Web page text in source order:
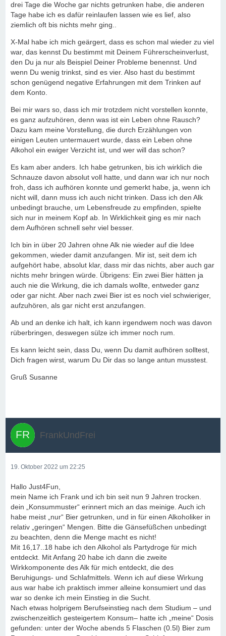
drei Tage die Woche gar nichts getrunken habe, die anderen
Tage habe ich es dafür reinlaufen lassen wie es lief, also
ziemlich oft bis nichts mehr ging..
X-Mal habe ich mich geärgert, dass es schon mal wieder zu viel
war, das kennst Du bestimmt mit Deinem Führerscheinverlust,
den Du ja nur als Beispiel Deiner Probleme benennst. Und
wenn Du wenig trinkst, sind es vier. Also hast du bestimmt
schon genügend negative Erfahrungen mit dem Trinken auf
dem Konto.
Bei mir wars so, dass ich mir trotzdem nicht vorstellen konnte,
es ganz aufzuhören, denn was ist ein Leben ohne Rausch?
Dazu kam meine Vorstellung, die durch Erzählungen von
einigen Leuten untermauert wurde, dass ein Leben ohne
Alkohol ein ewiger Verzicht ist, und wer will das schon?
Es kam aber anders. Ich habe getrunken, bis ich wirklich die
Schnauze davon absolut voll hatte, und dann war ich nur noch
froh, dass ich aufhören konnte und gemerkt habe, ja, wenn ich
nicht will, dann muss ich auch nicht trinken. Dass ich den Alk
unbedingt brauche, um Lebensfreude zu empfinden, spielte
sich nur in meinem Kopf ab. In Wirklichkeit ging es mir nach
dem Aufhören schnell sehr viel besser.
Ich bin in über 20 Jahren ohne Alk nie wieder auf die Idee
gekommen, wieder damit anzufangen. Mir ist, seit dem ich
aufgehört habe, absolut klar, dass mir das nichts, aber auch gar
nichts mehr bringen würde. Übrigens: Ein zwei Bier hätten ja
auch nie die Wirkung, die ich damals wollte, entweder ganz
oder gar nicht. Aber nach zwei Bier ist es noch viel schwieriger,
aufzuhören, als gar nicht erst anzufangen.
Ab und an denke ich halt, ich kann irgendwem noch was davon
rüberbringen, deswegen sülze ich immer noch rum.
Es kann leicht sein, dass Du, wenn Du damit aufhören solltest,
Dich fragen wirst, warum Du Dir das so lange antun musstest.
Gruß Susanne
FrankUndFrei
19. Oktober 2022 um 22:25
Hallo Just4Fun,
mein Name ich Frank und ich bin seit nun 9 Jahren trocken.
dein „Konsummuster“ erinnert mich an das meinige. Auch ich
habe meist „nur“ Bier getrunken, und in für einen Alkoholiker in
relativ „geringen“ Mengen. Bitte die Gänsefüßchen unbedingt
zu beachten, denn die Menge macht es nicht!
Mit 16,17..18 habe ich den Alkohol als Partydroge für mich
entdeckt. Mit Anfang 20 habe ich dann die zweite
Wirkkomponente des Alk für mich entdeckt, die des
Beruhigungs- und Schlafmittels. Wenn ich auf diese Wirkung
aus war habe ich praktisch immer alleine konsumiert und das
war so denke ich mein Einstieg in die Sucht.
Nach etwas holprigem Berufseinstieg nach dem Studium – und
zwischenzeitlich gesteigertem Konsum– hatte ich „meine“ Dosis
gefunden: unter der Woche abends 5 Flaschen (0.5l) Bier zum